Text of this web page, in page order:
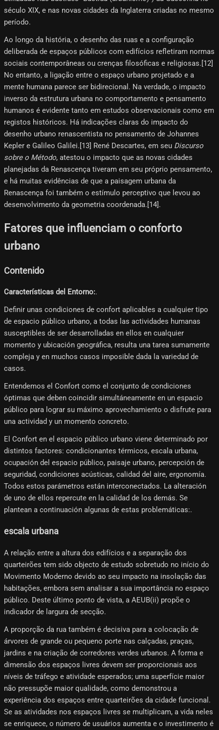
século XIX, e nas novas cidades da Inglaterra criadas no mesmo
período.
Ao longo da história, o desenho das ruas e a configuração
deliberada de espaços públicos com edifícios refletiram normas
sociais contemporâneas ou crenças filosóficas e religiosas.[12]
No entanto, a ligação entre o espaço urbano projetado e a
mente humana parece ser bidirecional. Na verdade, o impacto
inverso da estrutura urbana no comportamento e pensamento
humanos é evidente tanto em estudos observacionais como em
registos históricos. Há indicações claras do impacto do
desenho urbano renascentista no pensamento de Johannes
Kepler e Galileo Galilei.[13] René Descartes, em seu Discurso
sobre o Método, atestou o impacto que as novas cidades
planejadas da Renascença tiveram em seu próprio pensamento,
e há muitas evidências de que a paisagem urbana da
Renascença foi também o estímulo perceptivo que levou ao
desenvolvimento da geometria coordenada.[14]​.
Fatores que influenciam o conforto
urbano
Contenido
Características del Entorno:.
Definir unas condiciones de confort aplicables a cualquier tipo
de espacio público urbano, a todas las actividades humanas
susceptibles de ser desarrolladas en ellos en cualquier
momento y ubicación geográfica, resulta una tarea sumamente
compleja y en muchos casos imposible dada la variedad de
casos.
Entendemos el Confort como el conjunto de condiciones
óptimas que deben coincidir simultáneamente en un espacio
público para lograr su máximo aprovechamiento o disfrute para
una actividad y un momento concreto.
El Confort en el espacio público urbano viene determinado por
distintos factores: condicionantes térmicos, escala urbana,
ocupación del espacio público, paisaje urbano, percepción de
seguridad, condiciones acústicas, calidad del aire, ergonomía.
Todos estos parámetros están interconectados. La alteración
de uno de ellos repercute en la calidad de los demás. Se
plantean a continuación algunas de estas problemáticas:.
escala urbana
A relação entre a altura dos edifícios e a separação dos
quarteirões tem sido objecto de estudo sobretudo no início do
Movimento Moderno devido ao seu impacto na insolação das
habitações, embora sem analisar a sua importância no espaço
público. Deste último ponto de vista, a AEUB(ii) propõe o
indicador de largura de secção.
A proporção da rua também é decisiva para a colocação de
árvores de grande ou pequeno porte nas calçadas, praças,
jardins e na criação de corredores verdes urbanos. A forma e
dimensão dos espaços livres devem ser proporcionais aos
níveis de tráfego e atividade esperados; uma superfície maior
não pressupõe maior qualidade, como demonstrou a
experiência dos espaços entre quarteirões da cidade funcional.
Se as atividades nos espaços livres se multiplicam, a vida neles
se enriquece, o número de usuários aumenta e o investimento é